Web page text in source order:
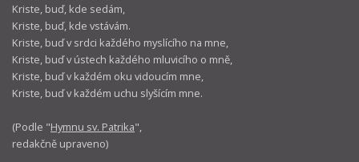
Kriste, buď, kde sedám,
Kriste, buď, kde vstávám.
Kriste, buď v srdci každého myslícího na mne,
Kriste, buď v ústech každého mluvicího o mně,
Kriste, buď v každém oku vidoucím mne,
Kriste, buď v každém uchu slyšícím mne.
(Podle "Hymnu sv. Patrika",
redakčně upraveno)